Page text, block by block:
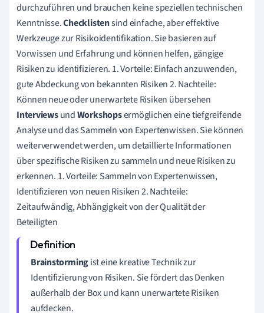
durchzuführen und brauchen keine speziellen technischen
Kenntnisse.Checklistensind einfache, aber effektive
Werkzeuge zur Risikoidentifikation. Sie basieren auf
Vorwissen und Erfahrung und können helfen, gängige
Risiken zu identifizieren. 1. Vorteile: Einfach anzuwenden,
gute Abdeckung von bekannten Risiken 2. Nachteile:
Können neue oder unerwartete Risiken übersehen
InterviewsundWorkshopsermöglichen eine tiefgreifende
Analyse und das Sammeln von Expertenwissen. Sie können
weiterverwendet werden, um detaillierte Informationen
über spezifische Risiken zu sammeln und neue Risiken zu
erkennen. 1. Vorteile: Sammeln von Expertenwissen,
Identifizieren von neuen Risiken 2. Nachteile:
Zeitaufwändig, Abhängigkeit von der Qualität der
Beteiligten
Brainstormingist eine kreative Technik zur
Identifizierung von Risiken. Sie fördert das Denken
außerhalb der Box und kann unerwartete Risiken
aufdecken.